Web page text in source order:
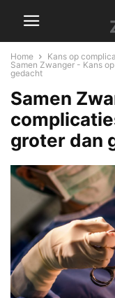
Home
Kans op
Samen Zwanger - Kans
gedacht
Samen
groter dan